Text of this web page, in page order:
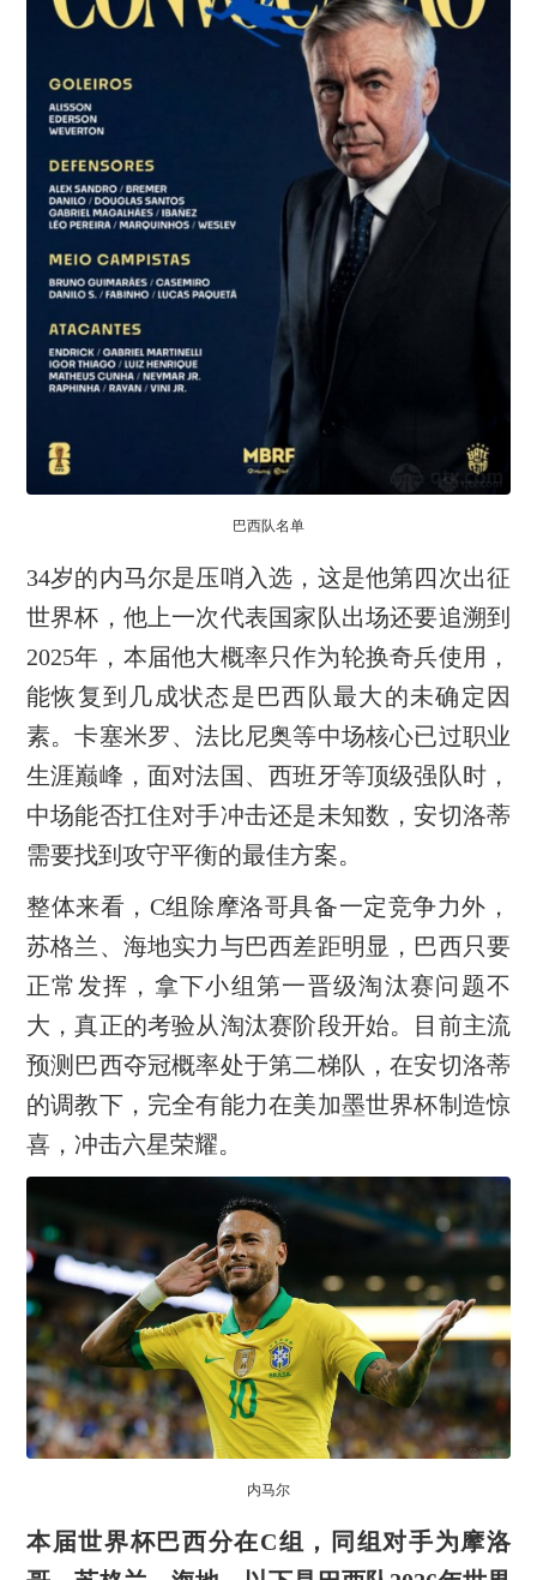
巴西队名单
34岁的内马尔是压哨入选，这是他第四次出征
世界杯，他上一次代表国家队出场还要追溯到
2025年，本届他大概率只作为轮换奇兵使用，
能恢复到几成状态是巴西队最大的未确定因
素。卡塞米罗、法比尼奥等中场核心已过职业
生涯巅峰，面对法国、西班牙等顶级强队时，
中场能否扛住对手冲击还是未知数，安切洛蒂
需要找到攻守平衡的最佳方案。
整体来看，C组除摩洛哥具备一定竞争力外，
苏格兰、海地实力与巴西差距明显，巴西只要
正常发挥，拿下小组第一晋级淘汰赛问题不
大，真正的考验从淘汰赛阶段开始。目前主流
预测巴西夺冠概率处于第二梯队，在安切洛蒂
的调教下，完全有能力在美加墨世界杯制造惊
喜，冲击六星荣耀。
内马尔
本届世界杯巴西分在C组，同组对手为摩洛